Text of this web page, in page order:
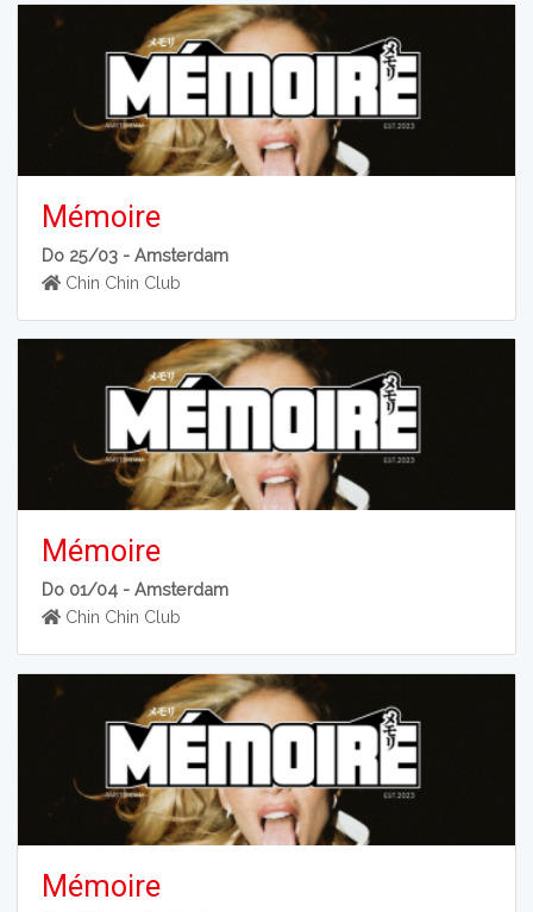
Mémoire
Do 25/03 -Amsterdam
Chin Chin Club
Mémoire
Do 01/04 -Amsterdam
Chin Chin Club
Mémoire